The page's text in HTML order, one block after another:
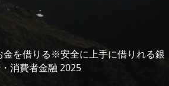
を借りる※安全に上手に借りれる銀
消費者金融 2025